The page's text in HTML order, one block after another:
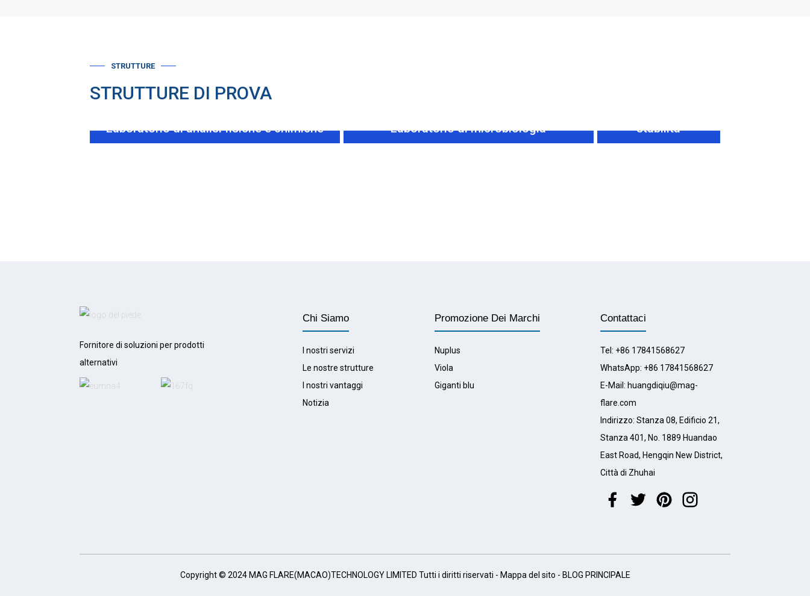
STRUTTURE
STRUTTURE DI PROVA
Laboratorio di analisi fisiche e chimiche Laboratorio di microbiologia
stabilità
Fornitore di soluzioni per prodotti
alternativi
Chi Siamo
I nostri servizi
Le nostre strutture
I nostri vantaggi
Notizia
Promozione Dei Marchi
Nuplus
Viola
Giganti blu
Contattaci
Tel: +86 17841568627
WhatsApp: +86 17841568627
E-Mail: huangdiqiu@mag-
flare.com
Indirizzo: Stanza 08, Edificio 21,
Stanza 401, No. 1889 Huandao
East Road, Hengqin New District,
Città di Zhuhai
Copyright © 2024 MAG FLARE(MACAO)TECHNOLOGY LIMITED Tutti i diritti riservati - Mappa del sito - BLOG PRINCIPALE